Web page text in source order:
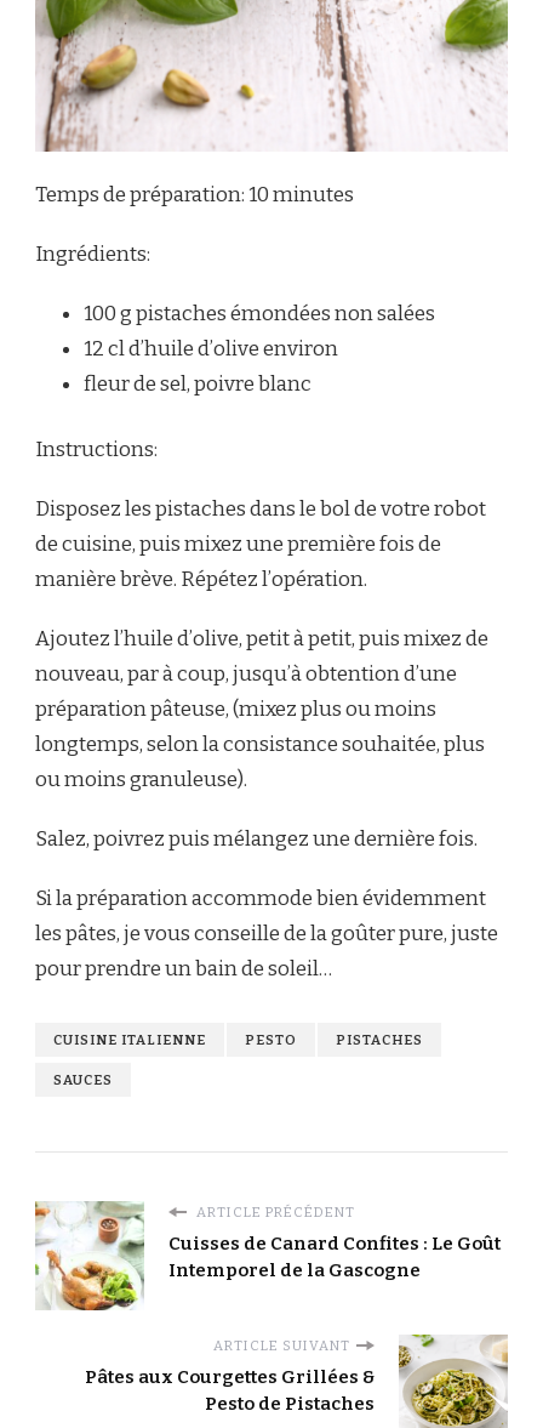
Temps de préparation: 10 minutes
Ingrédients:
100 g pistaches émondées non salées
12 cl d’huile d’olive environ
fleur de sel, poivre blanc
Instructions:
Disposez les pistaches dans le bol de votre robot
de cuisine, puis mixez une première fois de
manière brève. Répétez l’opération.
Ajoutez l’huile d’olive, petit à petit, puis mixez de
nouveau, par à coup, jusqu’à obtention d’une
préparation pâteuse, (mixez plus ou moins
longtemps, selon la consistance souhaitée, plus
ou moins granuleuse).
Salez, poivrez puis mélangez une dernière fois.
Si la préparation accommode bien évidemment
les pâtes, je vous conseille de la goûter pure, juste
pour prendre un bain de soleil…
CUISINE ITALIENNE PESTO PISTACHES
SAUCES
ARTICLE PRÉCÉDENT
Cuisses de Canard Confites : Le Goût
Intemporel de la Gascogne
ARTICLE SUIVANT
Pâtes aux Courgettes Grillées &
Pesto de Pistaches